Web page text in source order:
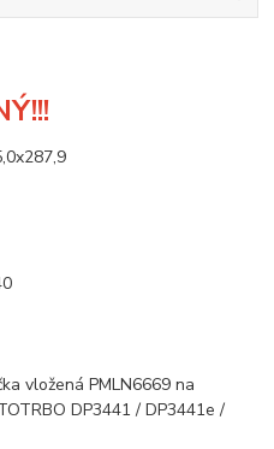
vložená PMLN6669 na
DP3441 / DP3441e /